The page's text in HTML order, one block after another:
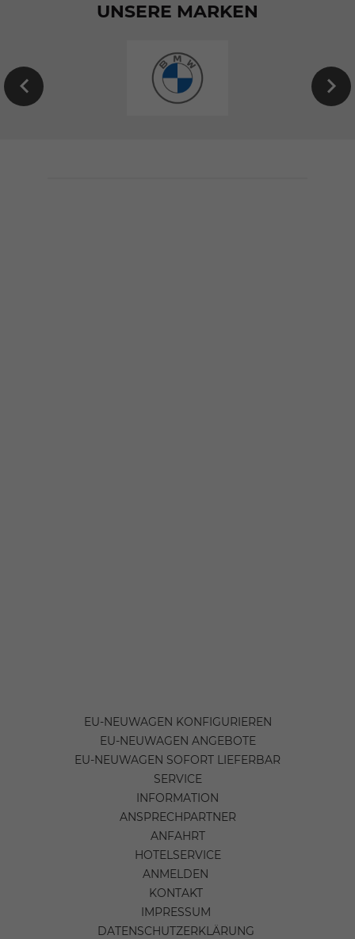
UNSERE MARKEN
EU-
Neuwagen
EU-NEUWAGEN KONFIGURIEREN
EU-NEUWAGEN ANGEBOTE
EU-NEUWAGEN SOFORT LIEFERBAR
SERVICE
INFORMATION
ANSPRECHPARTNER
ANFAHRT
HOTELSERVICE
ANMELDEN
KONTAKT
IMPRESSUM
DATENSCHUTZERKLÄRUNG